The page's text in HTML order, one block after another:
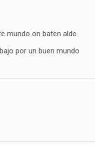
mundo on baten alde.
por un buen mundo